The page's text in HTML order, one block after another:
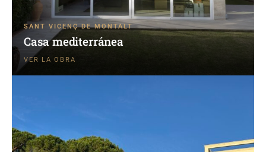
SANT VICENÇ DE MONTALT
Casa mediterránea